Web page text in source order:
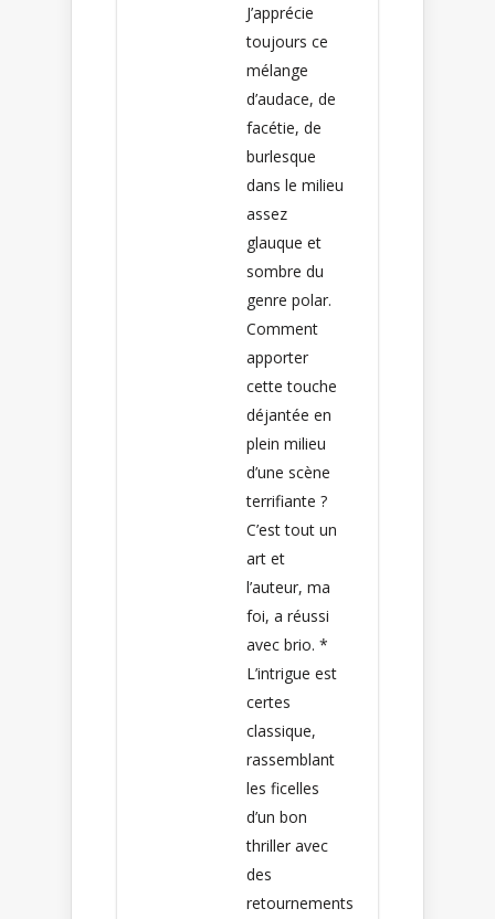
J’apprécie
toujours ce
mélange
d’audace, de
facétie, de
burlesque
dans le milieu
assez
glauque et
sombre du
genre polar.
Comment
apporter
cette touche
déjantée en
plein milieu
d’une scène
terrifiante ?
C’est tout un
art et
l’auteur, ma
foi, a réussi
avec brio. *
L’intrigue est
certes
classique,
rassemblant
les ficelles
d’un bon
thriller avec
des
retournements